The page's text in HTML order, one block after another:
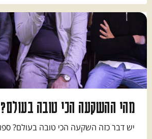
מהי ההשקעה הכי טובה בעולם?
יש דבר כזה השקעה הכי טובה בעולם?